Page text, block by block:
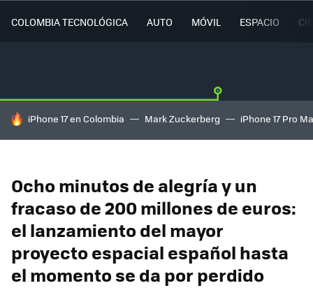
COLOMBIA TECNOLÓGICA AUTO MÓVIL ESPACIO
HOY SE HABLA DE
iPhone 17 en Colombia Mark Zuckerberg iPhone 17 Pro
Ocho minutos de alegría y un
fracaso de 200 millones de euros:
el lanzamiento del mayor
proyecto espacial español hasta
el momento se da por perdido